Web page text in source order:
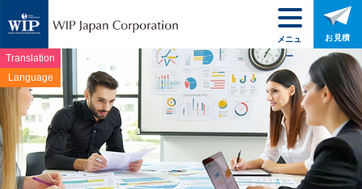
Translation
Language
メニュ
ー
お見積